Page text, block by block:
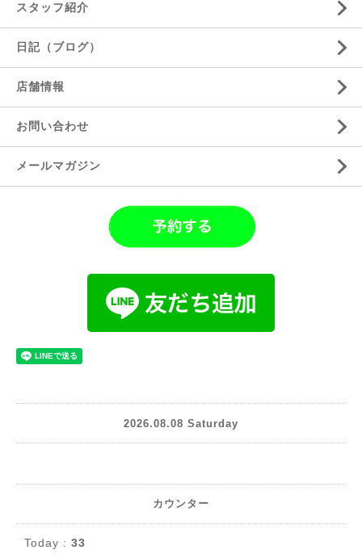
スタッフ紹介
日記（ブログ）
店舗情報
お問い合わせ
メールマガジン
2026.08.08 Saturday
カウンター
Today : 33